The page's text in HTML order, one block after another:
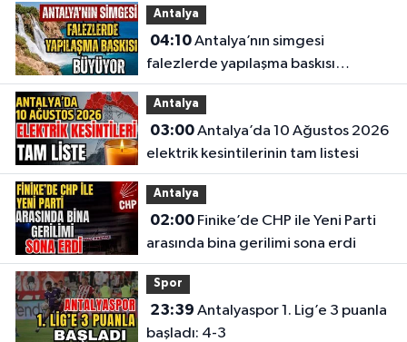
Antalya
04:10Antalya’nın simgesi
falezlerde yapılaşma baskısı
büyüyor
Antalya
03:00Antalya’da 10 Ağustos 2026
elektrik kesintilerinin tam listesi
Antalya
02:00Finike’de CHP ile Yeni Parti
arasında bina gerilimi sona erdi
Spor
23:39
başladı: 4-3